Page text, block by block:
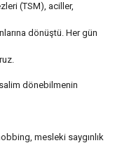
(TSM), aciller,
dönüştü. Her gün
dönebilmenin
mesleki saygınlık